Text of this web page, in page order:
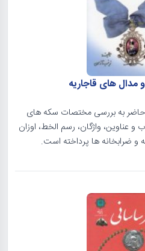
مدال های قاجاریه
به بررسی مختصات سکه های
و عناوین، واژگان، رسم الخط، اوزان
و ضرابخانه ها پرداخته است.